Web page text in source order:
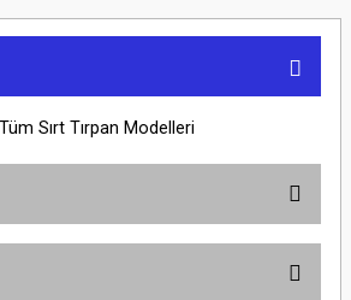
Sırt Tırpan Modelleri